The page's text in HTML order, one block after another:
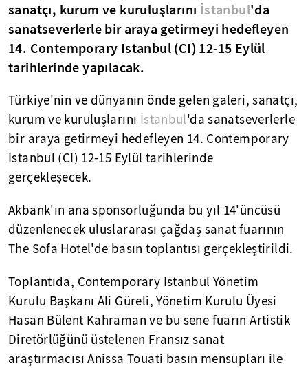
sanatçı, kurum ve kuruluşlarını İstanbul'da
sanatseverlerle bir araya getirmeyi hedefleyen
14. Contemporary Istanbul (CI) 12-15 Eylül
tarihlerinde yapılacak.
Türkiye'nin ve dünyanın önde gelen galeri, sanatçı,
kurum ve kuruluşlarını İstanbul'da sanatseverlerle
bir araya getirmeyi hedefleyen 14. Contemporary
Istanbul (CI) 12-15 Eylül tarihlerinde
gerçekleşecek.
Akbank'ın ana sponsorluğunda bu yıl 14'üncüsü
düzenlenecek uluslararası çağdaş sanat fuarının
The Sofa Hotel'de basın toplantısı gerçekleştirildi.
Toplantıda, Contemporary Istanbul Yönetim
Kurulu Başkanı Ali Güreli, Yönetim Kurulu Üyesi
Hasan Bülent Kahraman ve bu sene fuarın Artistik
Diretörlüğünü üstelenen Fransız sanat
araştırmacısı Anissa Touati basın mensupları ile